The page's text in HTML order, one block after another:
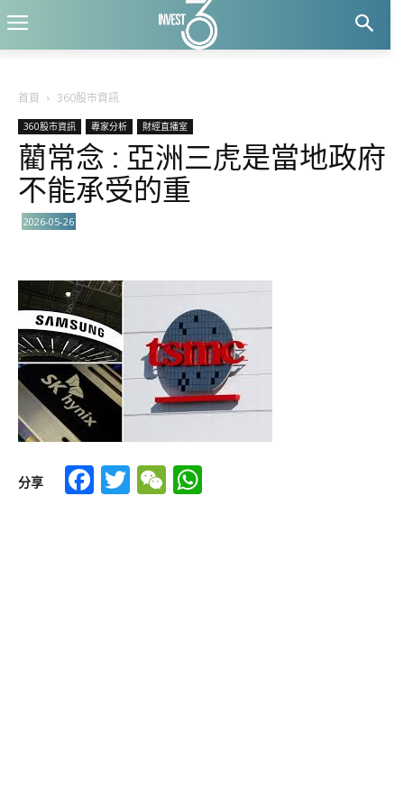
首頁 360股市資訊
360股市資訊 專家分析 財經直播室
藺常念 : 亞洲三虎是當地政府
不能承受的重
2026-05-26
分享 Facebook
TwitterWeChat